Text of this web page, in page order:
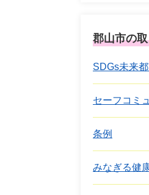
郡山市の
SDGs未来
セーフコミ
条例
みなぎる健